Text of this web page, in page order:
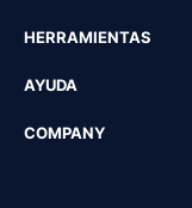
HERRAMIENTAS
AYUDA
COMPANY